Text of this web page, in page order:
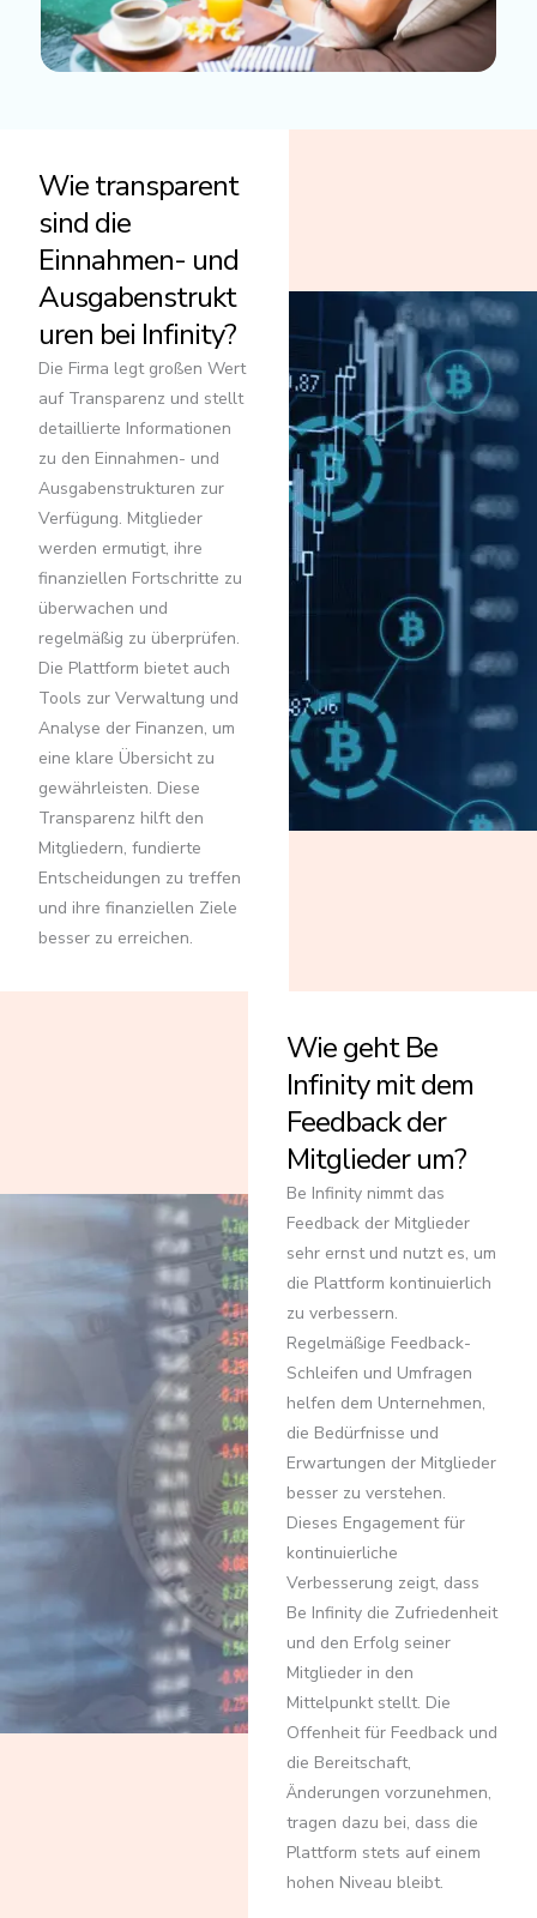
Wie transparent
sind die
Einnahmen- und
Ausgabenstrukt
uren bei Infinity?
Die Firma legt großen Wert
auf Transparenz und stellt
detaillierte Informationen
zu den Einnahmen- und
Ausgabenstrukturen zur
Verfügung. Mitglieder
werden ermutigt, ihre
finanziellen Fortschritte zu
überwachen und
regelmäßig zu überprüfen.
Die Plattform bietet auch
Tools zur Verwaltung und
Analyse der Finanzen, um
eine klare Übersicht zu
gewährleisten. Diese
Transparenz hilft den
Mitgliedern, fundierte
Entscheidungen zu treffen
und ihre finanziellen Ziele
besser zu erreichen.
Wie geht Be
Infinity mit dem
Feedback der
Mitglieder um?
Be Infinity nimmt das
Feedback der Mitglieder
sehr ernst und nutzt es, um
die Plattform kontinuierlich
zu verbessern.
Regelmäßige Feedback-
Schleifen und Umfragen
helfen dem Unternehmen,
die Bedürfnisse und
Erwartungen der Mitglieder
besser zu verstehen.
Dieses Engagement für
kontinuierliche
Verbesserung zeigt, dass
Be Infinity die Zufriedenheit
und den Erfolg seiner
Mitglieder in den
Mittelpunkt stellt. Die
Offenheit für Feedback und
die Bereitschaft,
Änderungen vorzunehmen,
tragen dazu bei, dass die
Plattform stets auf einem
hohen Niveau bleibt.